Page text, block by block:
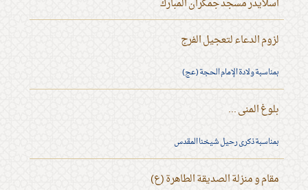
لزوم الدعاء لتعجيل الفرج
بمناسبة ولادة الإمام الحجة (عج)
بلوغ المنى ...
بمناسبة ذكرى رحيل شيخنا المقدس
مقام و منزلة الصديقة الطاهرة (ع)